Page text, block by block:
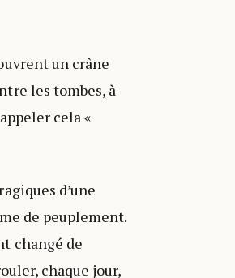
un crâne
les tombes, à
cela «
d’une
de peuplement.
changé de
chaque jour,